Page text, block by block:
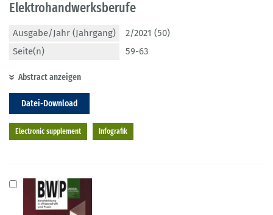
Elektrohandwerksberufe
Ausgabe/Jahr (Jahrgang)
2/2021 (50)
Seite(n)
59-63
Abstract anzeigen
Datei-Download
Electronic supplement Infografik